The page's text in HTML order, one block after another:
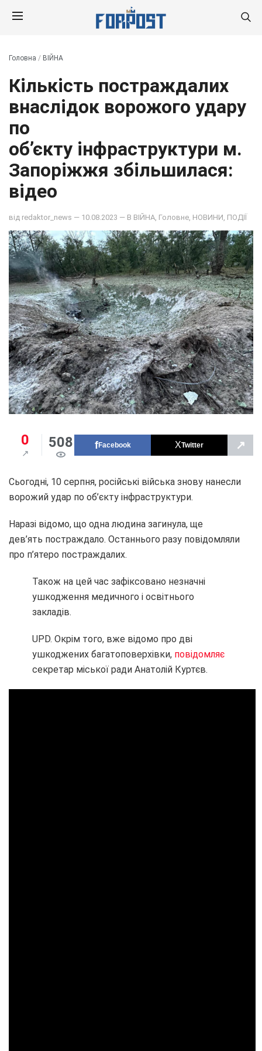
Головна / ВІЙНА
Кількість постраждалих
внаслідок ворожого удару
по
об’єкту інфраструктури м.
Запоріжжя збільшилася:
відео
від redaktor_news — 10.08.2023 — В ВІЙНА Головне НОВИНИ ПОДІЇ
0 508 Facebook Twitter ↗
Сьогодні, 10 серпня, російські війська знову нанесли
ворожий удар по об’єкту інфраструктури.
Наразі відомо, що одна людина загинула, ще
дев’ять постраждало. Останнього разу повідомляли
про п’ятеро постраждалих.
Також на цей час зафіксовано незначні
ушкодження медичного і освітнього
закладів.
UPD. Окрім того, вже відомо про дві
ушкоджених багатоповерхівки, повідомляє
секретар міської ради Анатолій Куртєв.